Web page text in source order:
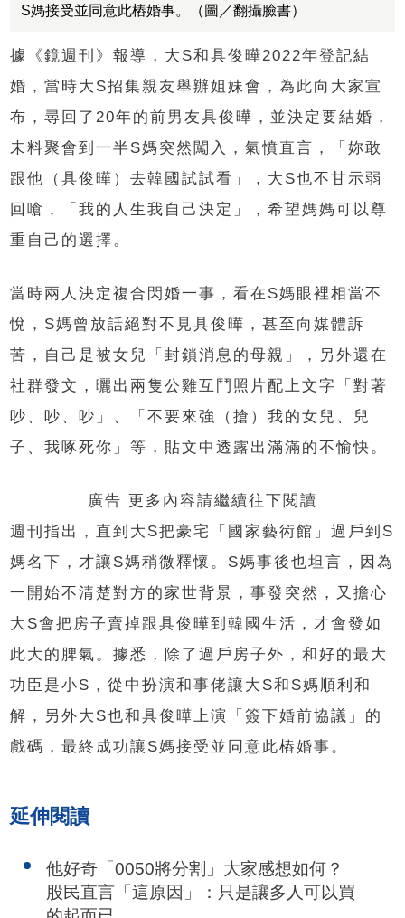
S媽接受並同意此樁婚事。（圖／翻攝臉書）
據《鏡週刊》報導，大S和具俊曄2022年登記結
婚，當時大S招集親友舉辦姐妹會，為此向大家宣
布，尋回了20年的前男友具俊曄，並決定要結婚，
未料聚會到一半S媽突然闖入，氣憤直言，「妳敢
跟他（具俊曄）去韓國試試看」，大S也不甘示弱
回嗆，「我的人生我自己決定」，希望媽媽可以尊
重自己的選擇。
當時兩人決定複合閃婚一事，看在S媽眼裡相當不
悅，S媽曾放話絕對不見具俊曄，甚至向媒體訴
苦，自己是被女兒「封鎖消息的母親」，另外還在
社群發文，曬出兩隻公雞互鬥照片配上文字「對著
吵、吵、吵」、「不要來強（搶）我的女兒、兒
子、我啄死你」等，貼文中透露出滿滿的不愉快。
廣告 更多內容請繼續往下閱讀
週刊指出，直到大S把豪宅「國家藝術館」過戶到S
媽名下，才讓S媽稍微釋懷。S媽事後也坦言，因為
一開始不清楚對方的家世背景，事發突然，又擔心
大S會把房子賣掉跟具俊曄到韓國生活，才會發如
此大的脾氣。據悉，除了過戶房子外，和好的最大
功臣是小S，從中扮演和事佬讓大S和S媽順利和
解，另外大S也和具俊曄上演「簽下婚前協議」的
戲碼，最終成功讓S媽接受並同意此樁婚事。
延伸閱讀
他好奇「0050將分割」大家感想如何？
股民直言「這原因」：只是讓多人可以買